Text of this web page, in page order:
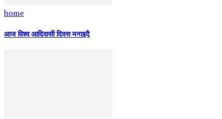
home
आज विश्व आदिवासी दिवस मनाइदै